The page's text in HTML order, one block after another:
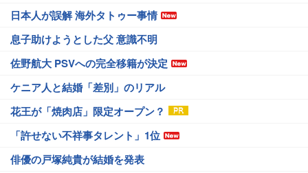
日本人が誤解 海外タトゥー事情
息子助けようとした父 意識不明
佐野航大 PSVへの完全移籍が決定
ケニア人と結婚「差別」のリアル
花王が「焼肉店」限定オープン？
「許せない不祥事タレント」1位
俳優の戸塚純貴が結婚を発表